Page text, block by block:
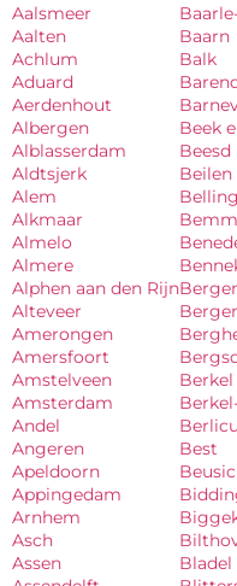
Aalsmeer
Aalten
Achlum
Aduard
Aerdenhout
Albergen
Alblasserdam
Aldtsjerk
Alem
Alkmaar
Almelo
Almere
Alphen aan den Rijn
Alteveer
Amerongen
Amersfoort
Amstelveen
Amsterdam
Andel
Angeren
Apeldoorn
Appingedam
Arnhem
Asch
Assen
Baarn
Balk
Beek
Beesd
Beilen
Best
Bladel